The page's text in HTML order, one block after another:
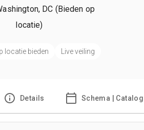
DC (Bieden op
locatie)
locatie bieden Live veiling
Details Schema |